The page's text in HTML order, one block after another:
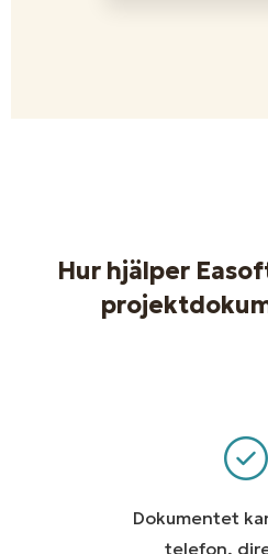
Hur hjälper
Dokumentet
telefon,